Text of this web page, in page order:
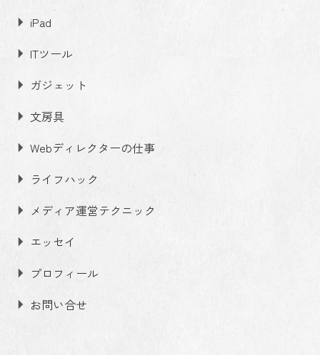
iPad
ITツール
ガジェット
文房具
Webディレクターの仕事
ライフハック
メディア運営テクニック
エッセイ
プロフィール
お問い合せ